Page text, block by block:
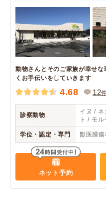
動物さんとそのご家族が幸せ
くお手伝いをしていきます
4.68 12
診察動物
イヌ / ネ
ト / モル
学位・認定・専門 獣医腫
ネット予約